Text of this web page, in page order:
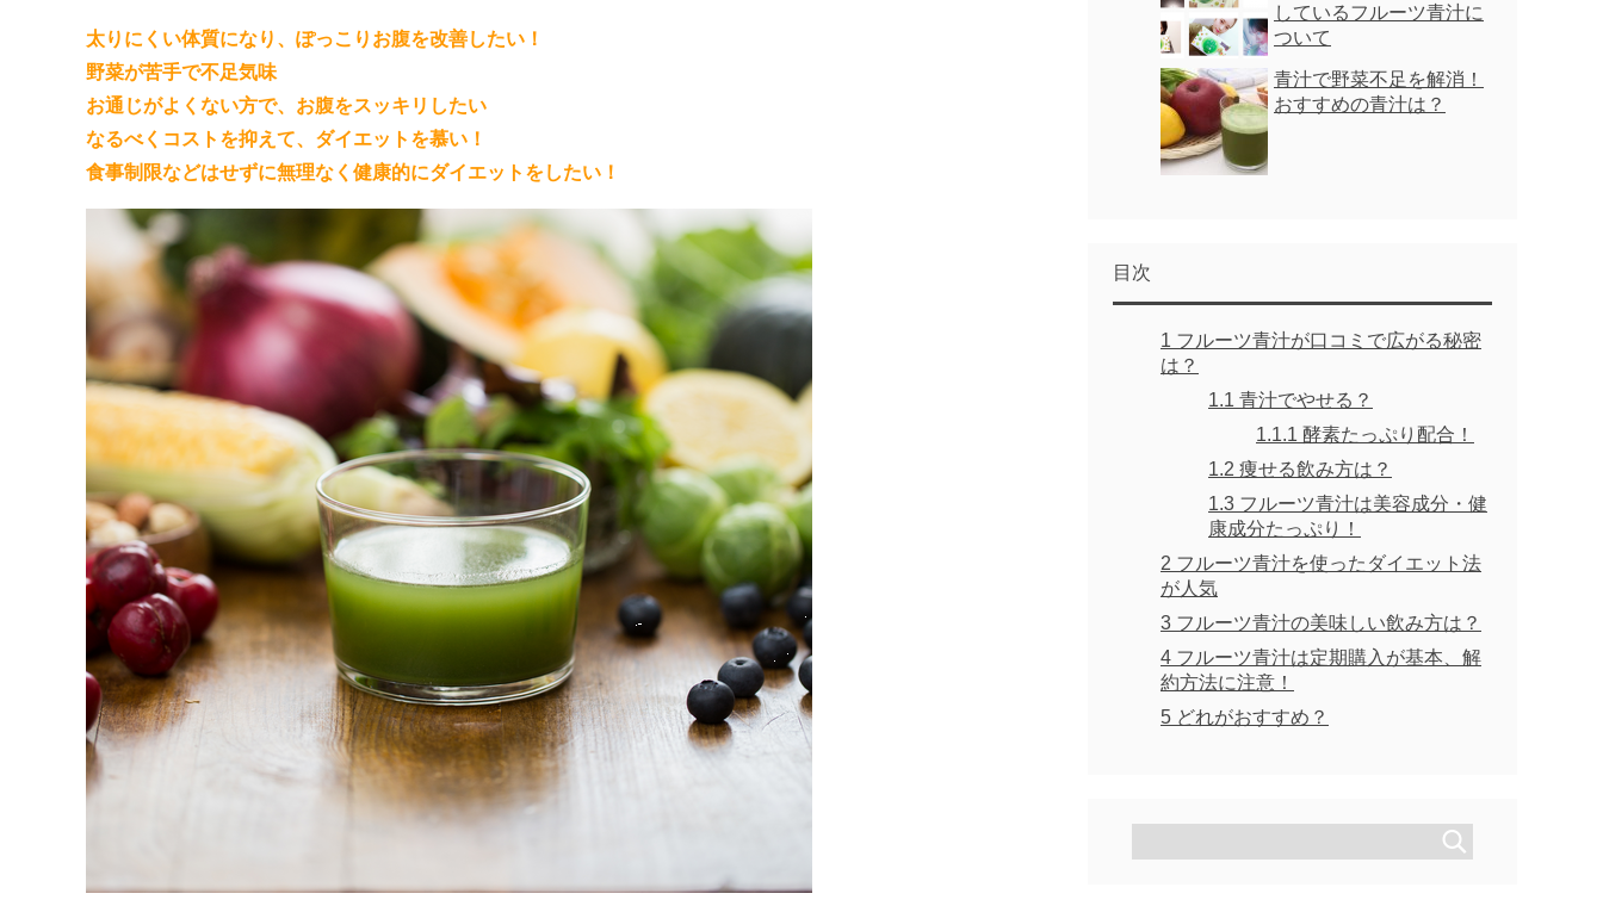
太りにくい体質になり、ぽっこりお腹を改善したい！
野菜が苦手で不足気味
お通じがよくない方で、お腹をスッキリしたい
なるべくコストを抑えて、ダイエットを慕い！
食事制限などはせずに無理なく健康的にダイエットをしたい！
しているフルーツ青汁に
ついて
青汁で野菜不足を解消！
おすすめの青汁は？
目次
1 フルーツ青汁が口コミで広がる秘密
は？
1.1 青汁でやせる？
1.1.1 酵素たっぷり配合！
1.2 痩せる飲み方は？
1.3 フルーツ青汁は美容成分・健
康成分たっぷり！
2 フルーツ青汁を使ったダイエット法
が人気
3 フルーツ青汁の美味しい飲み方は？
4 フルーツ青汁は定期購入が基本、解
約方法に注意！
5 どれがおすすめ？